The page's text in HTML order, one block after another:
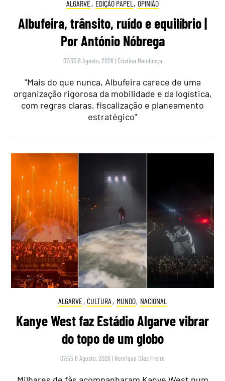
ALGARVE, EDIÇÃO PAPEL , OPINIÃO
Albufeira, trânsito, ruído e equilíbrio |
Por António Nóbrega
07:30 8 Agosto, 2026 | Cristina Mendonça
"Mais do que nunca, Albufeira carece de uma
organização rigorosa da mobilidade e da logística,
com regras claras, fiscalização e planeamento
estratégico"
ALGARVE, CULTURA , MUNDO, NACIONAL
Kanye West faz Estádio Algarve vibrar
do topo de um globo
07:55 8 Agosto, 2026 | Henrique Dias Freire